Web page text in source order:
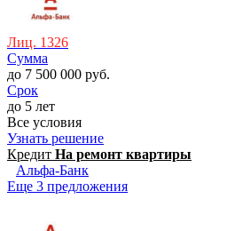
Лиц. 1326
Сумма
до 7 500 000 руб.
Срок
до 5 лет
Все условия
Узнать решение
Кредит На ремонт квартиры
Альфа-Банк
Еще 3 предложения